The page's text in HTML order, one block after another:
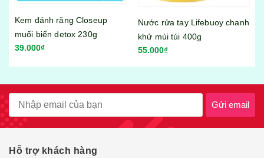
Nước rửa tay Lifebuoy chanh
khử mùi túi 400g
55.000₫
Sữa rửa mặt Nivea men
Aircool 100g
65.000₫
Gửi email
Hỗ trợ khách hàng